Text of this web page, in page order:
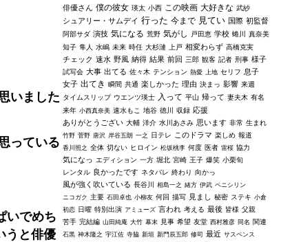
いました
っている
いでめち
うと俳優
俳優さん 僕の彼女 瑛太 小西 この映画 大好きな 武紗
シュアリー・サムデイ 行った 今まで 見てい 国際 初監督
阿部サダ 演技 気になる 荒野 気がし 戸田恵 学校 蜷川
真奈美
知子 隼人 水嶋 未来 時任 大杉漣 上戸 相変わらず 高橋克実
チェック 速水 野風 納得 結果 前回 三郎 観客 記者 刑事 様子
試写会 大事 出てる 佐々木 テンション 熱愛 上地 セリフ 息子
女子 出てき 瞬間 共通 楽しかった 理由 決まっ 影響 来週
タイムスリップ ウエンツ瑛士 入って 平山 帰って 妻夫木 有名
来年 小西真奈美 速水もこ 地谷 徳川 収録 応援
ありがとうござい 大輔 洋介 水川あさみ 思います 非常 生まれ
竹野 菅野 唐沢 岸谷五朗 一之 日テレ このドラマ 楽しめ 報道
香川照之 全体 切ない ヒロイン 松坂桃李 何度 医者 雷桜 協力
気になっ エディション 一方 堀北 宮崎 王子 爆笑 小栗旬
レンタル 良かったです ネタバレ 終わり 向かっ
風が強く吹いている 長谷川 相島一之 緒方 伊武 ペニシリン
ニコガク 主要 石田卓也 小柳友 何回 描写 見まし 秘密 ステキ 小倉
初恋 日曜 特別出演 アミューズ 言われ 考える 最後 皆様 父親
苦手 完結編 山田純庵 大竹 幕末 見事 希望 友堂 西村雅彦 同名 関連
石黒 神木隆之 宇江佐 寺脇 新垣 新門辰五郎 修司 最近 サスペンス